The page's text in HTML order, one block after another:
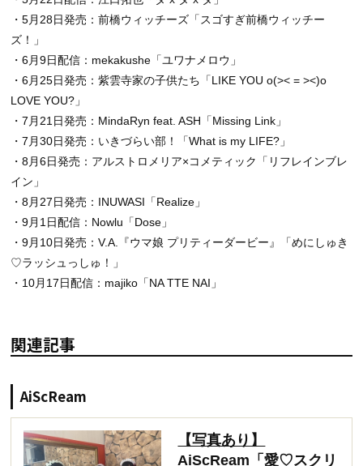
・5月28日発売：前橋ウィッチーズ「スゴすぎ前橋ウィッチー
ズ！」
・6月9日配信：mekakushe「ユワナメロウ」
・6月25日発売：紫雲寺家の子供たち「LIKE YOU o(>< = ><)o
LOVE YOU?」
・7月21日発売：MindaRyn feat. ASH「Missing Link」
・7月30日発売：いきづらい部！「What is my LIFE?」
・8月6日発売：アルストロメリア×コメティック「リフレインブレ
イン」
・8月27日発売：INUWASI「Realize」
・9月1日配信：Nowlu「Dose」
・9月10日発売：V.A.『ウマ娘 プリティーダービー』「めにしゅき
♡ラッシュっしゅ！」
・10月17日配信：majiko「NA TTE NAI」
関連記事
AiScReam
【写真あり】
AiScReam「愛♡スクリ